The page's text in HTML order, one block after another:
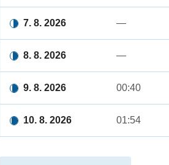
7. 8. 2026 —
8. 8. 2026 —
9. 8. 2026 00:40
10. 8. 2026 01:54